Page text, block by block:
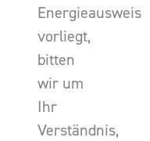
Energieausweis
vorliegt,
bitten
wir um
Ihr
Verständnis,